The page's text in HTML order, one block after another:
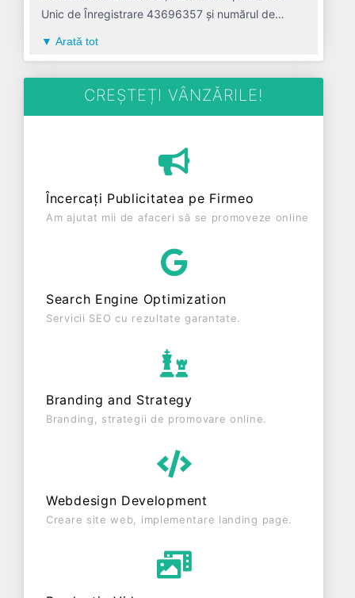
Unic de Înregistrare 43696357 și numărul de
echipament sportiv avand codul 7721. Cu sediul
social poziționat în zona de Centru a țării, în judetul
pe piața de profil. MUNTII APUSENI S.R.L. a fost
fondată în anul 2021, având o vechime de 5 ani.
profit de 4.775 RON și o cifră de afaceri de 1.488
RON, gestionând operațiunile cu un număr mediu
APUSENI S.R.L. este o entitate activa din punct de
vedere fiscal si are status: FUNCTIUNE. Societatea
este plătitoare de TVA din anul 2021.
Arată tot
CREȘTEȚI VÂNZĂRILE!
Încercați Publicitatea pe Firmeo
Am ajutat mii de afaceri să se promoveze online
Search Engine Optimization
Servicii SEO cu rezultate garantate.
Branding and Strategy
Branding, strategii de promovare online.
Webdesign Development
Creare site web, implementare landing page.